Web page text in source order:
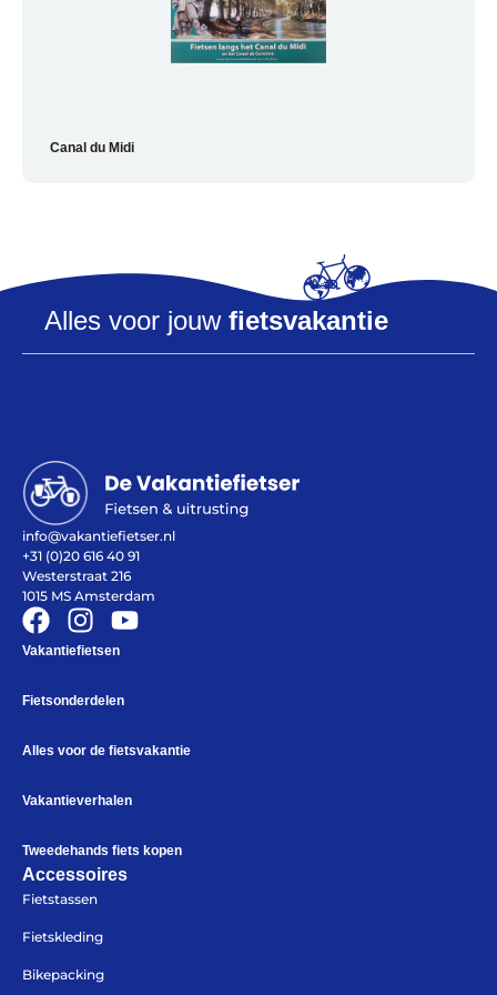
Bikepacking
Fiets in vliegtuig vervoeren
Navigatie en USB opladers
Cursussen en lezingen
Webshop
Help mij bij
kiezenvan een fiets
Maak een afspraak
Over ons
Blog
Canal du Midi
Alles voor jouw fietsvakantie
info@vakantiefietser.nl
+31 (0)20 616 40 91
Westerstraat 216
1015 MS Amsterdam
Vakantiefietsen
Fietsonderdelen
Alles voor de fietsvakantie
Vakantieverhalen
Tweedehands fiets kopen
Accessoires
Fietstassen
Fietskleding
Bikepacking